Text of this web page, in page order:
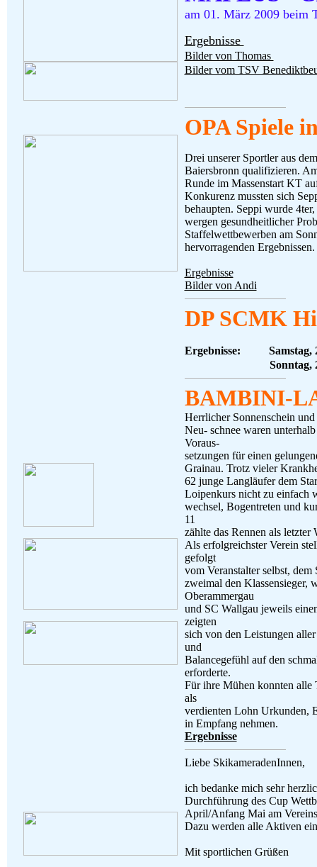
am 01. März 2009 beim
Ergebnisse
Bilder von Thomas
Bilder vom TSV
OPA Spiele
Drei unserer Sportler aus
Baiersbronn qualifizieren.
Runde im Massenstart KT
Konkurenz mussten sich
behaupten. Seppi wurde
wergen gesundheitlicher
Staffelwettbewerben am
hervorragenden Ergebnissen.
Ergebnisse
Bilder von Andi
DP SCMK
Ergebnisse: Samstag,
Sonntag,
BAMBINI-
Herrlicher Sonnenschein
Neu- schnee waren
Voraus-
setzungen für einen
Grainau. Trotz vieler
62 junge Langläufer dem
Loipenkurs nicht zu einfach
wechsel, Bogentreten und
11
zählte das Rennen als
Als erfolgreichster Verein
gefolgt
vom Veranstalter selbst,
zweimal den Klassensieger,
Oberammergau
und SC Wallgau jeweils
zeigten
sich von den Leistungen
und
Balancegefühl auf den
erforderte.
Für ihre Mühen konnten alle
als
verdienten Lohn Urkunden,
in Empfang nehmen.
Ergebnisse
Liebe SkikameradenInnen,
ich bedanke mich sehr
Durchführung des Cup
April/Anfang Mai am
Dazu werden alle Aktiven
Mit sportlichen Grüßen